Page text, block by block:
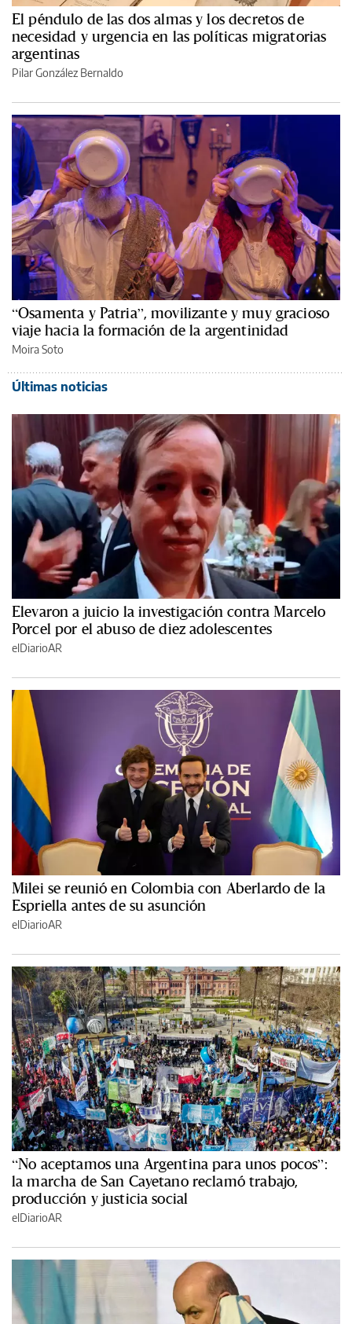
El péndulo de las dos almas y los decretos de
necesidad y urgencia en las políticas migratorias
argentinas
Pilar González Bernaldo
“Osamenta y Patria”, movilizante y muy gracioso
viaje hacia la formación de la argentinidad
Moira Soto
Últimas noticias
Elevaron a juicio la investigación contra Marcelo
Porcel por el abuso de diez adolescentes
elDiarioAR
Milei se reunió en Colombia con Aberlardo de la
Espriella antes de su asunción
elDiarioAR
“No aceptamos una Argentina para unos pocos”:
la marcha de San Cayetano reclamó trabajo,
producción y justicia social
elDiarioAR